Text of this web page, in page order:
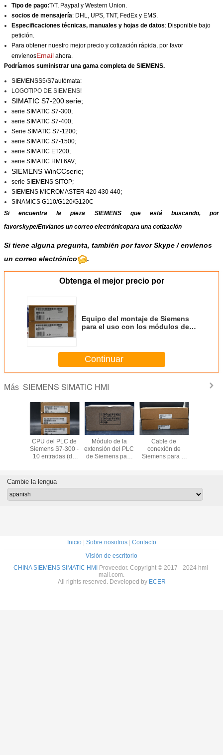
Tipo de pago:T/T, Paypal y Western Union.
socios de mensajería: DHL, UPS, TNT, FedEx y EMS.
Especificaciones técnicas, manuales y hojas de datos: Disponible bajo
petición.
Para obtener nuestro mejor precio y cotización rápida, por favor
envíenosEmail ahora.
Podríamos suministrar una gama completa de SIEMENS.
SIEMENSS5/S7autómata:
LOGOTIPO DE SIEMENS!
SIMATIC S7-200serie;
serie SIMATIC S7-300;
serie SIMATIC S7-400;
Serie SIMATIC S7-1200;
serie SIMATIC S7-1500;
serie SIMATIC ET200;
serie SIMATIC HMI 6AV;
SIEMENS WinCCserie;
serie SIEMENS SITOP;
SIEMENS MICROMASTER 420 430 440;
SINAMICS G110/G120/G120C
Si encuentra la pieza SIEMENS que está buscando, por
favorskype/Envíanos un correo electrónicopara una cotización
Si tiene alguna pregunta, también por favor Skype / envíenos
un correo electrónico
.
Obtenga el mejor precio por
Equipo del montaje de Siemens
para el uso con los módulos de
Continuar
Más SIEMENS SIMATIC HMI
CPU del PLC de
Siemens S7-300 -
10 entradas (de
Digitaces, para el
SIMATIC S7-300,
Módulo de la
extensión del PLC
de Siemens para
Cable de
conexión de
Siemens para el
SIMATIC
Cambie la lengua
Inicio| Sobre nosotros| Contacto
Visión de escritorio
CHINA SIEMENS SIMATIC HMIProveedor. Copyright © 2017 - 2024 hmi-
mall.com.
All rights reserved. Developed by ECER